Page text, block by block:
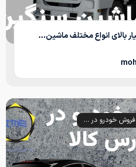
بالای انواع مختلف ماشین...
خرید خودرو در بورس کالا، فروش خودرو در بورس، خرید خودرو در بورس